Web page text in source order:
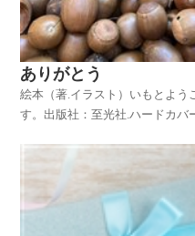
ありがとう
絵本（著.イラスト）いもとよう
す。出版社：至光社.ハードカバ
りすの親子の心温まる冒険が
りをたくさん集め、その美味し